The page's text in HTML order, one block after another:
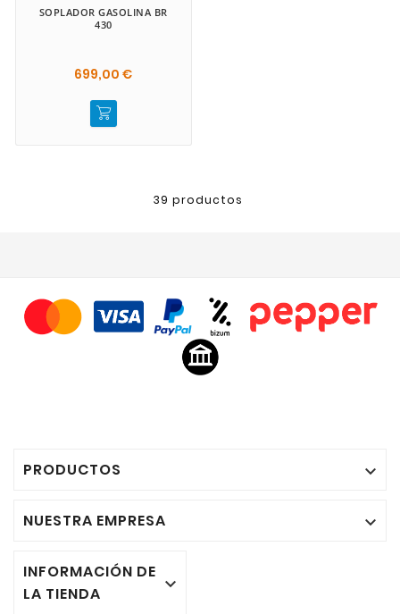
SOPLADOR GASOLINA BR
430
699,00 €
39 productos
PRODUCTOS 
NUESTRA EMPRESA 
INFORMACIÓN DE
LA TIENDA
